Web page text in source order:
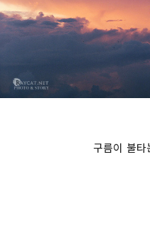
구름이 불